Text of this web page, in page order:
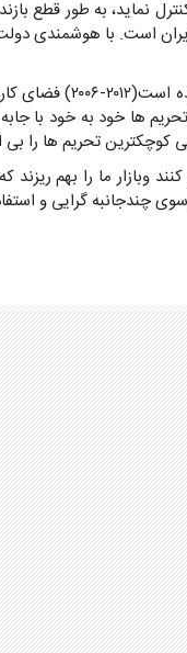
نماید، به طور قطع
است. با هوشمندی
حبیبی با اشاره به نکته
ها خود به خود با
تحریم ها را بی
ما را بهم ریزند
گرایی و